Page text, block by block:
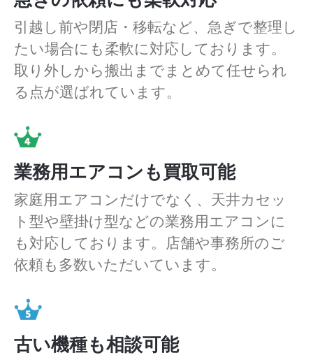
引越し前や閉店・移転など、急ぎで整理し
たい場合にも柔軟に対応しております。
取り外しから搬出までまとめて任せられ
る点が選ばれています。
業務用エアコンも買取可能
家庭用エアコンだけでなく、天井カセッ
ト型や壁掛け型などの業務用エアコンに
も対応しております。店舗や事務所のご
依頼も多数いただいています。
古い機種も相談可能